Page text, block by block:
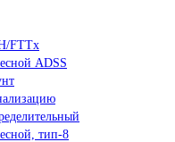
FTTx
ADSS
тип-8